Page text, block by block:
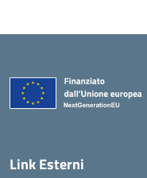
Link Esterni